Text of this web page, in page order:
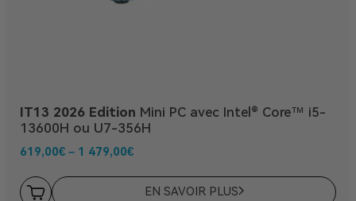
IT13 2026 Edition Mini PC avec Intel® Core™ i5-
13600H ou U7-356H
619,00€ – 1 479,00€
EN SAVOIR PLUS